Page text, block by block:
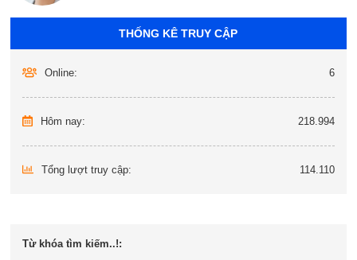
THỐNG KÊ TRUY CẬP
Online: 6
Hôm nay: 218.994
Tổng lượt truy cập: 114.110
Từ khóa tìm kiếm..!: